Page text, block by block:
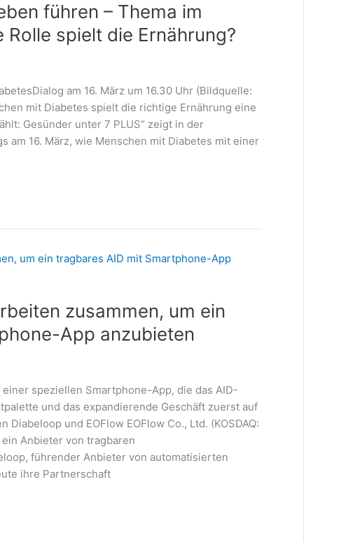
führen – Thema im
spielt die Ernährung?
am 16. März um 16.30 Uhr (Bildquelle:
mit Diabetes spielt die richtige Ernährung eine
Gesünder unter 7 PLUS“ zeigt in der
am 16. März, wie Menschen mit Diabetes mit einer
zusammen, um ein
App anzubieten
speziellen Smartphone-App, die das AID-
und das expandierende Geschäft zuerst auf
und EOFlow EOFlow Co., Ltd. (KOSDAQ:
Anbieter von tragbaren
führender Anbieter von automatisierten
ihre Partnerschaft